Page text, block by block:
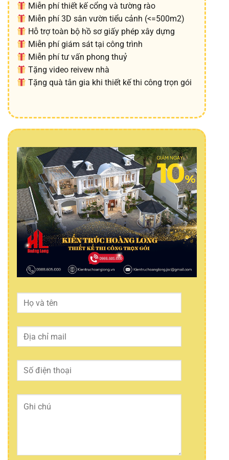
Miễn phí thiết kế cổng và tường rào
Miễn phí 3D sân vườn tiểu cảnh (<=500m2)
Hỗ trợ toàn bộ hồ sơ giấy phép xây dựng
Miễn phí giám sát tại công trình
Miễn phí tư vấn phong thuỷ
Tặng video reivew nhà
Tặng quà tân gia khi thiết kế thi công trọn gói